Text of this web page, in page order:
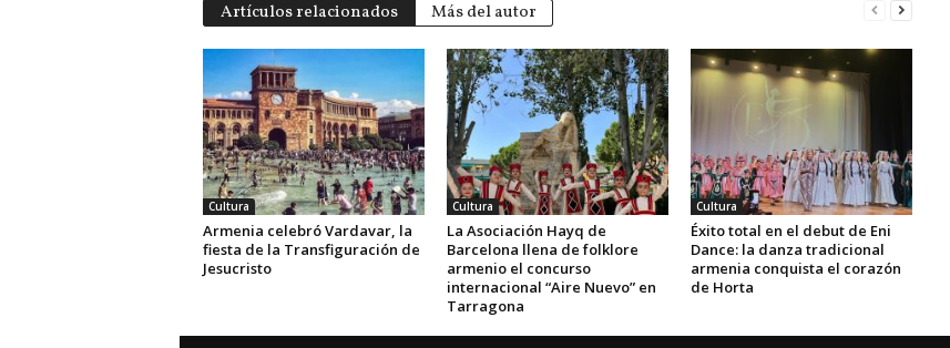
Artículos relacionados Más del autor
Cultura
Armenia celebró Vardavar, la
fiesta de la Transfiguración de
Jesucristo
Cultura
La Asociación Hayq de
Barcelona llena de folklore
armenio el concurso
internacional “Aire Nuevo” en
Tarragona
Cultura
Éxito total en el debut de Eni
Dance: la danza tradicional
armenia conquista el corazón
de Horta